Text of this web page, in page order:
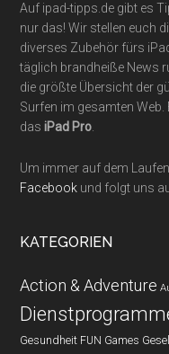
Auf ipad-tipps.de gibt es
nur das! Wir stellen euch
diverses Zubehör fürs
täglich brandheiße News
die größte Übersicht der
Surfen im gesamten
dasiPad Pro
Um immer auf dem
Facebook und folgt uns
KATEGORIEN
Action & Adventure
Gesundheit FUN Games